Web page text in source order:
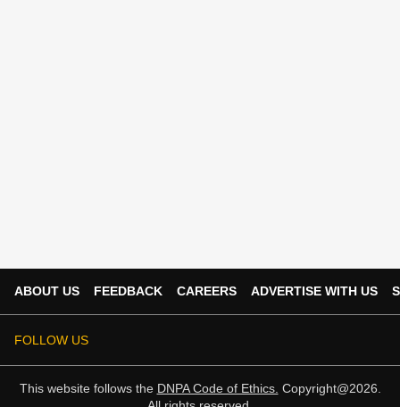
ABOUT US FEEDBACK CAREERS ADVERTISE WITH US
FOLLOW US
This website follows the DNPA Code of Ethics. Copyright@2026.